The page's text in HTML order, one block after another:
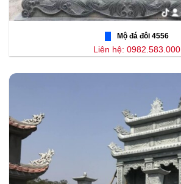
Mộ đá đôi 4556
Liên hệ: 0982.583.000